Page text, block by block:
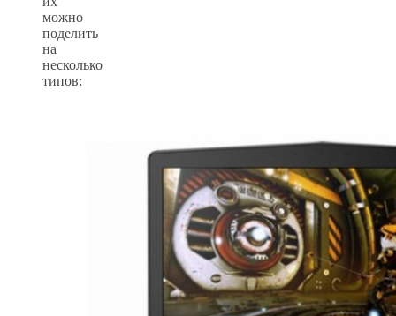
можно
поделить
на
несколько
типов: